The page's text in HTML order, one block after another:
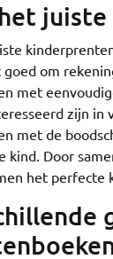
om
met
zijn in
met de
kind. Door
het perfecte